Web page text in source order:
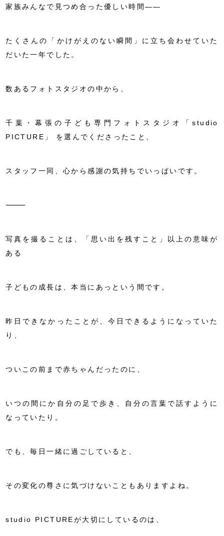
家族みんなで見つめ合った優しい時間――
たくさんの「かけがえのない瞬間」に立ち会わせていた
だいた一年でした。
数あるフォトスタジオの中から、
千葉・幕張の子ども専門フォトスタジオ「studio
PICTURE」
を選んでくださったこと、
スタッフ一同、心から感謝の気持ちでいっぱいです。
⸻
写真を撮ることは、「思い出を残すこと」以上の意味が
ある
子どもの成長は、本当にあっという間です。
昨日できなかったことが、今日できるようになっていた
り、
ついこの前まで赤ちゃんだったのに、
いつの間にか自分の足で歩き、自分の言葉で話すように
なっていたり。
でも、毎日一緒に過ごしていると、
その変化の尊さに気づけないこともありますよね。
studio PICTUREが大切にしているのは、